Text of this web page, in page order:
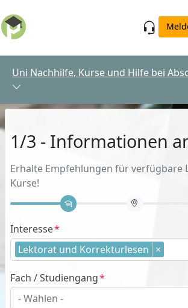
Uni Nachhilfe, Kurse und Hilfe bei
1/3 - Informationen
Erhalte Empfehlungen für verfügbare
Kurse!
Interesse
Lektorat und Korrekturlesen ×
Fach / Studiengang